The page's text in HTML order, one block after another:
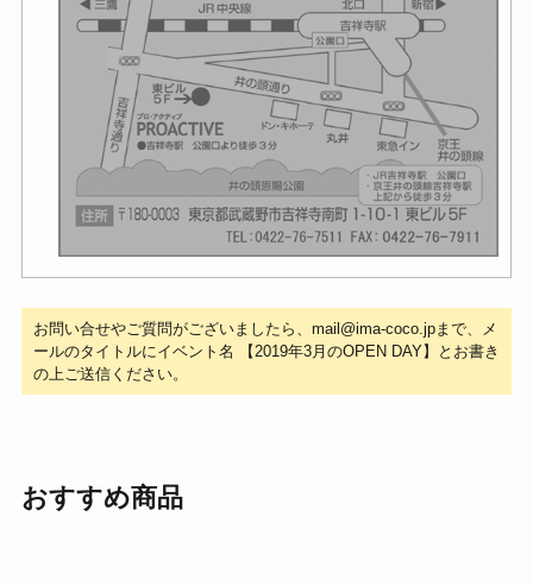
お問い合せやご質問がございましたら、mail@ima-coco.jpまで、メ
ールのタイトルにイベント名 【2019年3月のOPEN DAY】とお書き
の上ご送信ください。
おすすめ商品